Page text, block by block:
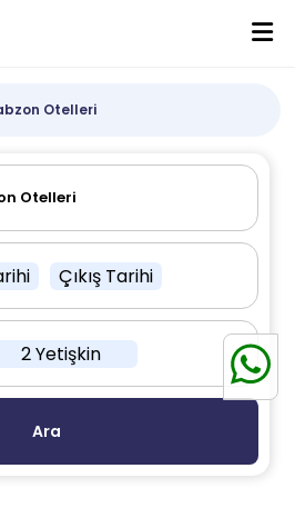
Otelleri
Çıkış Tarihi
2 Yetişkin
Ara